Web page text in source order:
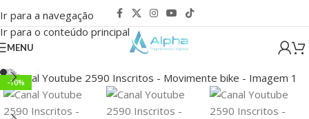
Ir para a navegação
Ir para o conteúdo principal
MENU
-10%